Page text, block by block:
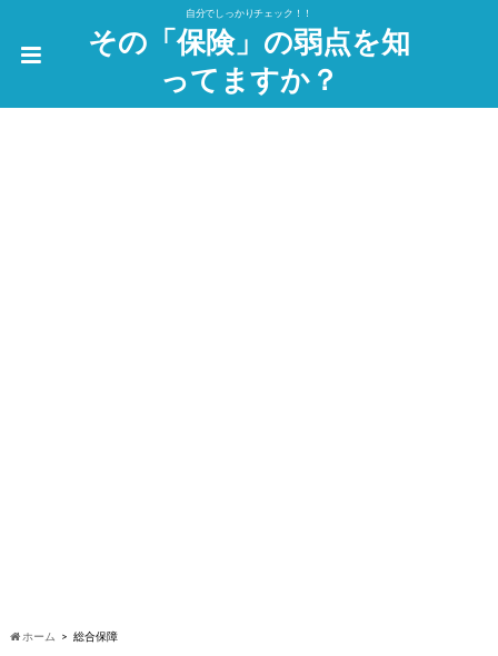
自分でしっかりチェック！！
その「保険」の弱点を知
ってますか？
ホーム 総合保障